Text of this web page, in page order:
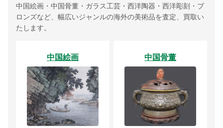
中国絵画・中国骨董・ガラス工芸・西洋陶器・西洋彫刻・ブ
ロンズなど、幅広いジャンルの海外の美術品を査定、買取い
たします。
中国絵画 中国骨董